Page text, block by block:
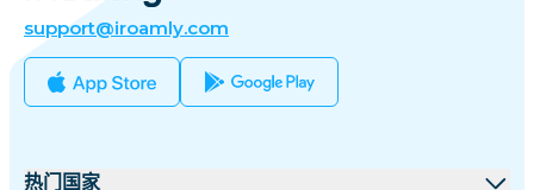
support@iroamly.com
热门国家